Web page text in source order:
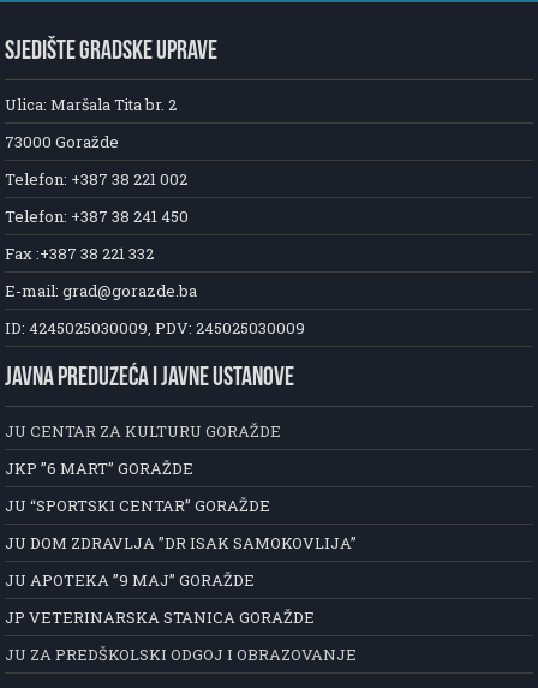
SJEDIŠTE GRADSKE UPRAVE
Ulica: Maršala Tita br. 2
73000 Goražde
Telefon: +387 38 221 002
Telefon: +387 38 241 450
Fax :+387 38 221 332
E-mail: grad@gorazde.ba
ID: 4245025030009, PDV: 245025030009
JAVNA PREDUZEĆA I JAVNE USTANOVE
JU CENTAR ZA KULTURU GORAŽDE
JKP ”6 MART” GORAŽDE
JU “SPORTSKI CENTAR” GORAŽDE
JU DOM ZDRAVLJA ”DR ISAK SAMOKOVLIJA”
JU APOTEKA ”9 MAJ” GORAŽDE
JP VETERINARSKA STANICA GORAŽDE
JU ZA PREDŠKOLSKI ODGOJ I OBRAZOVANJE